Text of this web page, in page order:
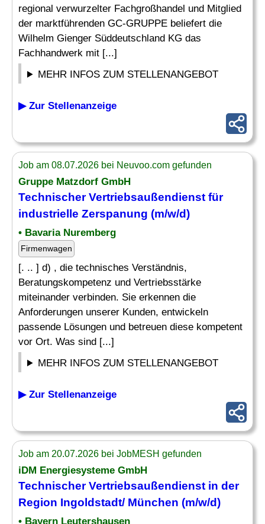
regional verwurzelter Fachgroßhandel und Mitglied
der marktführenden GC-GRUPPE beliefert die
Wilhelm Gienger Süddeutschland KG das
Fachhandwerk mit [...]
MEHR INFOS ZUM STELLENANGEBOT
▶ Zur Stellenanzeige
Job am 08.07.2026 bei Neuvoo.com gefunden
Gruppe Matzdorf GmbH
TechnischerVertriebsaußendienst für
industrielle Zerspanung (m/w/d)
• Bavaria Nuremberg
Firmenwagen
[. .. ] d) , die technisches Verständnis,
Beratungskompetenz und Vertriebsstärke
miteinander verbinden. Sie erkennen die
Anforderungen unserer Kunden, entwickeln
passende Lösungen und betreuen diese kompetent
vor Ort. Was sind [...]
MEHR INFOS ZUM STELLENANGEBOT
▶ Zur Stellenanzeige
Job am 20.07.2026 bei JobMESH gefunden
iDM Energiesysteme GmbH
TechnischerVertriebsaußendienst in der
Region Ingoldstadt/ München (m/w/d)
• Bayern Leutershausen